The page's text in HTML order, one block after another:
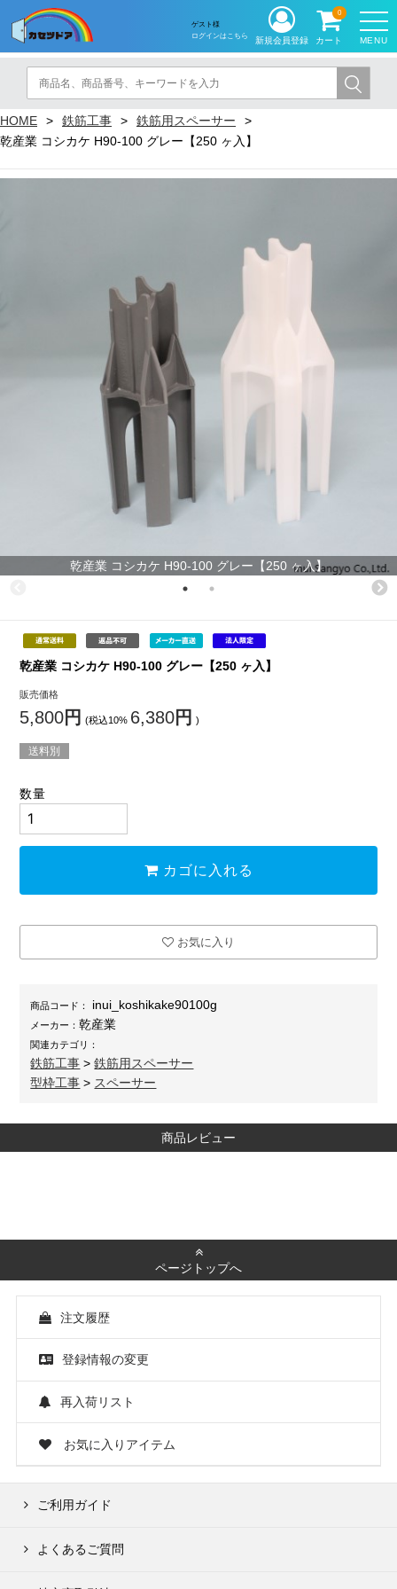
MENU
ゲスト様
ログインはこちら
新規会員登録 カート
0
HOME 鉄筋工事
鉄筋用スペーサー
乾産業 コシカケ H90-100 グレー【250 ヶ入】
乾産業 コシカケ H90-100 グレー【250 ヶ入】
乾産業 コシカケ H90-100 グレー【250 ヶ入】
販売価格
5,800円 (税込10% 6,380円 )
送料別
数量
カゴに入れる
お気に入り
商品コード： inui_koshikake90100g
メーカー：乾産業
関連カテゴリ：
鉄筋工事 >鉄筋用スペーサー
型枠工事 > スペーサー
商品レビュー
ページトップへ
注文履歴
登録情報の変更
再入荷リスト
お気に入りアイテム
ご利用ガイド
よくあるご質問